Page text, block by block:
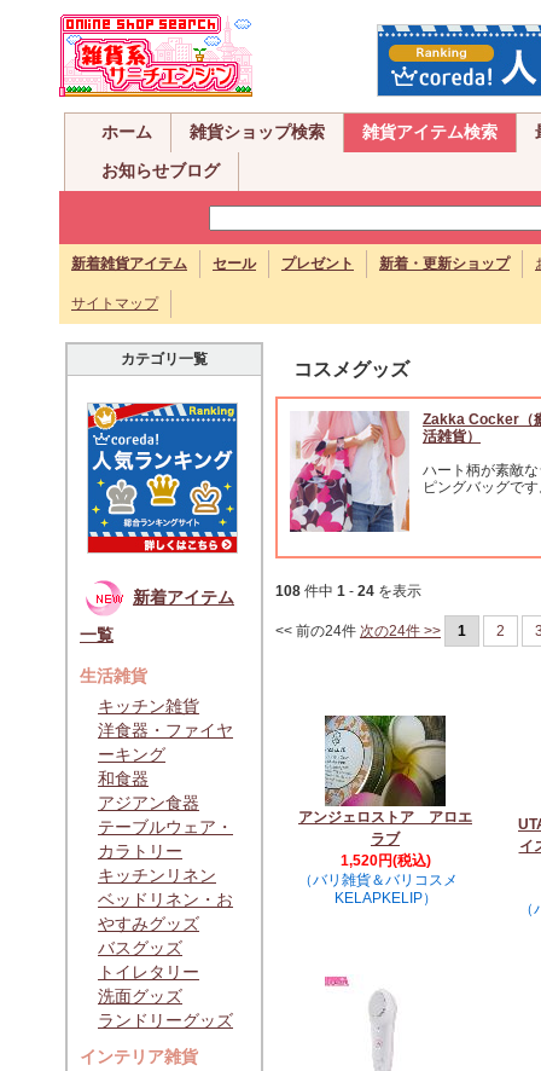
ホーム 雑貨ショップ検索 雑貨アイテム検索
お知らせブログ
新着雑貨アイテム セール プレゼント 新着・更新ショップ
サイトマップ
カテゴリ一覧
新着アイテム
一覧
生活雑貨
キッチン雑貨
洋食器・ファイヤ
ーキング
和食器
アジアン食器
テーブルウェア・
カラトリー
キッチンリネン
ベッドリネン・お
やすみグッズ
バスグッズ
トイレタリー
洗面グッズ
ランドリーグッズ
インテリア雑貨
コスメグッズ
Zakka Cocker（
活雑貨）
ハート柄が素敵
ピングバッグで
108 件中 1 - 24 を表示
<< 前の24件 次の24件 >> 1 2
アンジェロストア アロエ
ラブ
1,520円(税込)
（バリ雑貨＆バリコスメ
KELAPKELIP）
イ